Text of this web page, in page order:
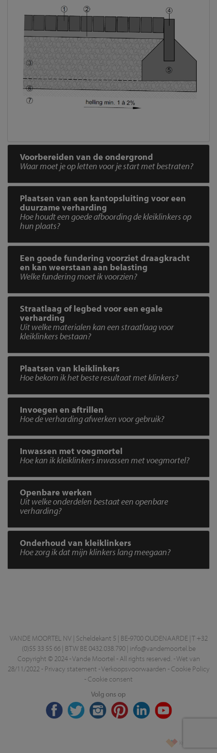
Voorbereiden van de ondergrond
Waar moet je op letten voor je start met bestraten?
Plaatsen van een kantopsluiting voor een
duurzame verharding
Hoe houdt een goede afboording de kleiklinkers op
hun plaats?
Een goede fundering voorziet draagkracht
en kan weerstaan aan belasting
Welke fundering moet ik voorzien?
Straatlaag of legbed voor een egale
verharding
Uit welke materialen kan een straatlaag voor
kleiklinkers bestaan?
Plaatsen van kleiklinkers
Hoe bekom ik het beste resultaat met klinkers?
Invoegen en aftrillen
Hoe de verharding afwerken voor gebruik?
Inwassen met voegmortel
Hoe kan ik kleiklinkers inwassen met voegmortel?
Openbare werken
Uit welke onderdelen bestaat een openbare
verharding?
Onderhoud van kleiklinkers
Hoe zorg ik dat mijn klinkers lang meegaan?
VANDE MOORTEL NV | Scheldekant 5 | BE-9700 OUDENAARDE | T +32
(0)55 33 55 66 | BTW BE 0432.038.790 | info@vandemoortel.be
Copyright © 2024 - Vande Moortel - All rights reserved. -Wet van
28/11/2022 - Privacy statement -Verkoopsvoorwaarden - Cookie Policy
- Cookie consent
Volg ons op